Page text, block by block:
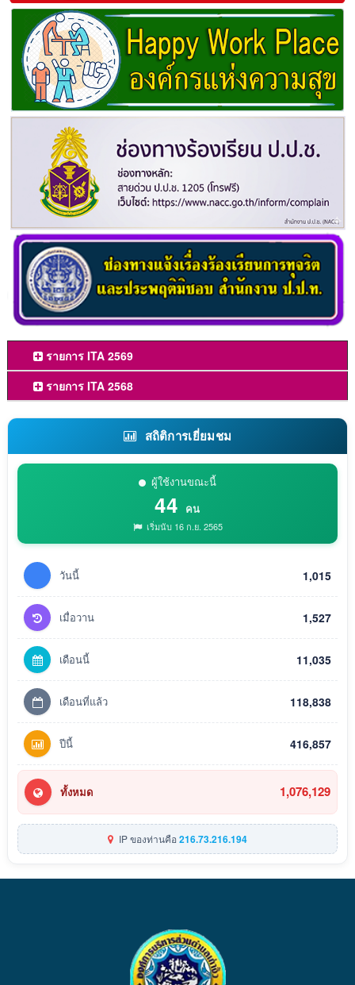
รายการ ITA 2569
รายการ ITA 2568
สถิติการเยี่ยมชม
ผู้ใช้งานขณะนี้
44 คน
เริ่มนับ 16 ก.ย. 2565
วันนี้ 1,015
เมื่อวาน 1,527
เดือนนี้ 11,035
เดือนที่แล้ว 118,838
ปีนี้ 416,857
ทั้งหมด 1,076,129
IP ของท่านคือ216.73.216.194